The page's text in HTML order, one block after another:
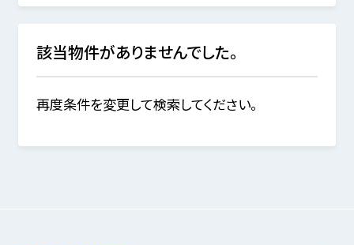
該当物件がありませんでした。
再度条件を変更して検索してください。